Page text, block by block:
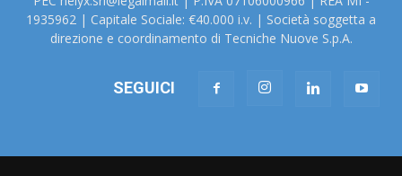
1935962 | Capitale Sociale: €40.000 i.v. | Società soggetta a
direzione e coordinamento di Tecniche Nuove S.p.A.
SEGUICI